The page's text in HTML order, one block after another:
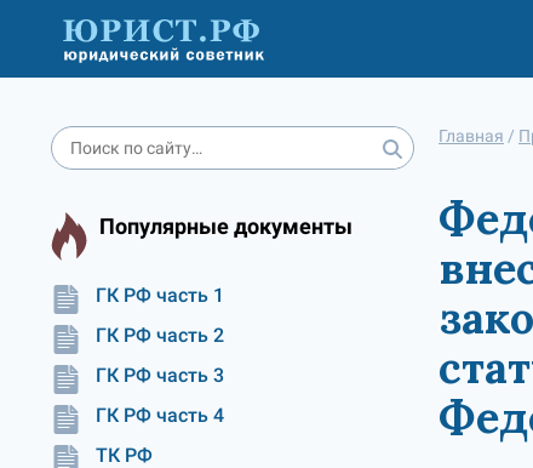
Популярные документы
ГК РФ часть 1
ГК РФ часть 2
ГК РФ часть 3
ГК РФ часть 4
ТК РФ
Главная /